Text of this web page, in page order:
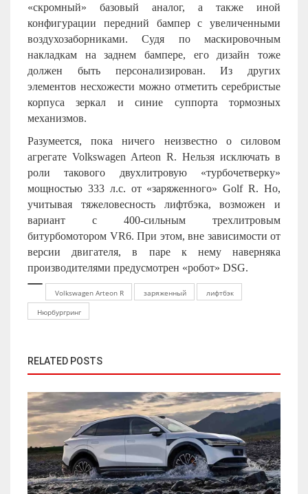
«скромный» базовый аналог, а также иной
конфигурации передний бампер с увеличенными
воздухозаборниками. Судя по маскировочным
накладкам на заднем бампере, его дизайн тоже
должен быть персонализирован. Из других
элементов несхожести можно отметить серебристые
корпуса зеркал и синие суппорта тормозных
механизмов.
Разумеется, пока ничего неизвестно о силовом
агрегате Volkswagen Arteon R. Нельзя исключать в
роли такового двухлитровую «турбочетверку»
мощностью 333 л.с. от «заряженного» Golf R. Но,
учитывая тяжеловесность лифтбэка, возможен и
вариант с 400-сильным трехлитровым
битурбомотором VR6. При этом, вне зависимости от
версии двигателя, в паре к нему наверняка
производителями предусмотрен «робот» DSG.
Volkswagen Arteon R заряженный
лифтбэк
Нюрбургринг
RELATED POSTS